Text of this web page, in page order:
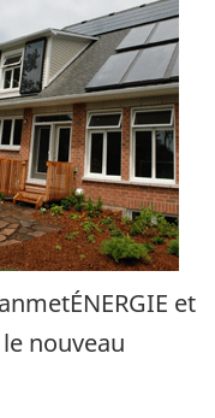
et
nouveau